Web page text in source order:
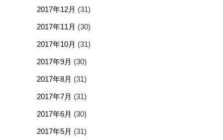
2017年12月 (31)
2017年11月 (30)
2017年10月 (31)
2017年9月 (30)
2017年8月 (31)
2017年7月 (31)
2017年6月 (30)
2017年5月 (31)